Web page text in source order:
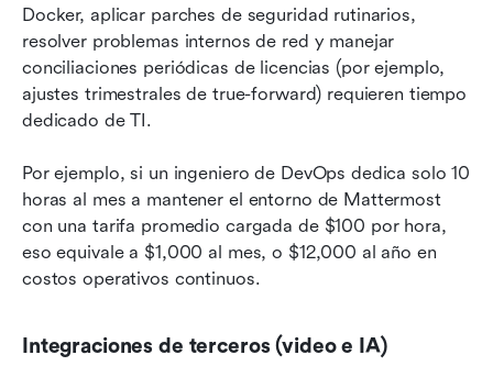
Docker, aplicar parches de seguridad rutinarios,
resolver problemas internos de red y manejar
conciliaciones periódicas de licencias (por ejemplo,
ajustes trimestrales de true-forward) requieren tiempo
dedicado de TI.
Por ejemplo, si un ingeniero de DevOps dedica solo 10
horas al mes a mantener el entorno de Mattermost
con una tarifa promedio cargada de $100 por hora,
eso equivale a $1,000 al mes, o $12,000 al año en
costos operativos continuos.
Integraciones de terceros (video e IA)